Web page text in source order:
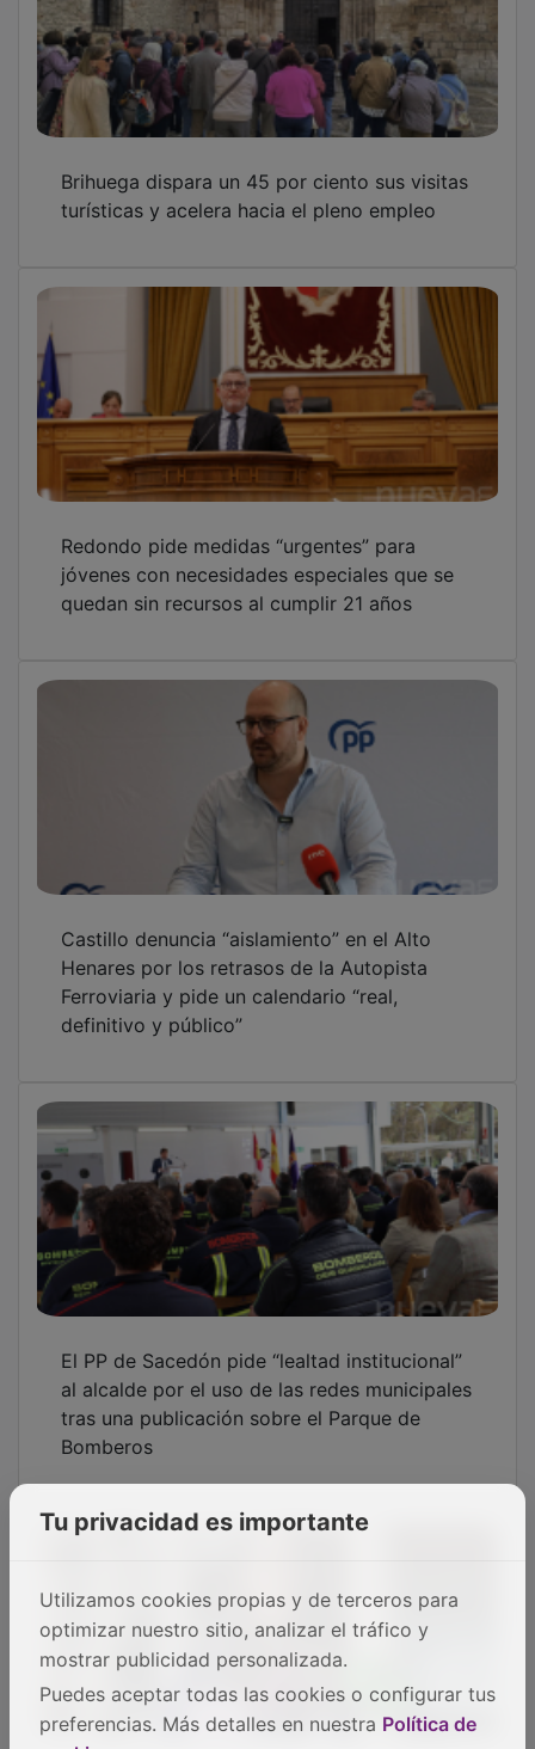
turísticas y acelera hacia el pleno empleo
jóvenes con necesidades especiales que se
quedan sin recursos al cumplir 21 años
Henares por los retrasos de la Autopista
Ferroviaria y pide un calendario “real,
definitivo y público”
al alcalde por el uso de las redes municipales
tras una publicación sobre el Parque de
Bomberos
Tu privacidad es importante
Utilizamos cookies propias y de terceros para
optimizar nuestro sitio, analizar el tráfico y
mostrar publicidad personalizada.
Puedes aceptar todas las cookies o configurar tus
preferencias. Más detalles en nuestra Política de